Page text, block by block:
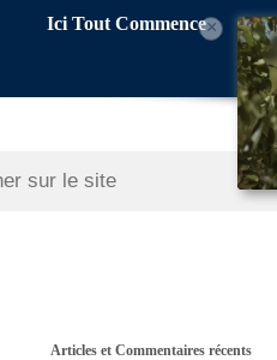
Ici Tout Commence×
Articles et Commentaires récents